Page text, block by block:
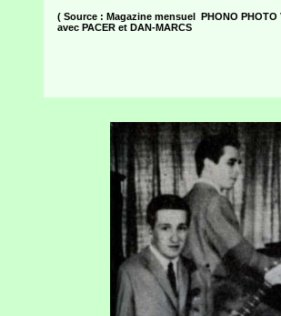
( Source : Magazine mensuel PHONO
avec PACER et DAN-MARCS